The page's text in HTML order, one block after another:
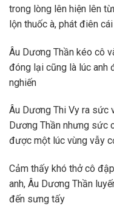
trong lòng lên hiện lên
lộn thuốc à, phát điên cái
Âu Dương Thần kéo cô
đóng lại cũng là lúc anh
nghiến
Âu Dương Thi Vy ra sức
Dương Thần nhưng sức
được một lúc vùng vẫy
Cảm thấy khó thở cô
anh, Âu Dương Thần
đến sưng tấy